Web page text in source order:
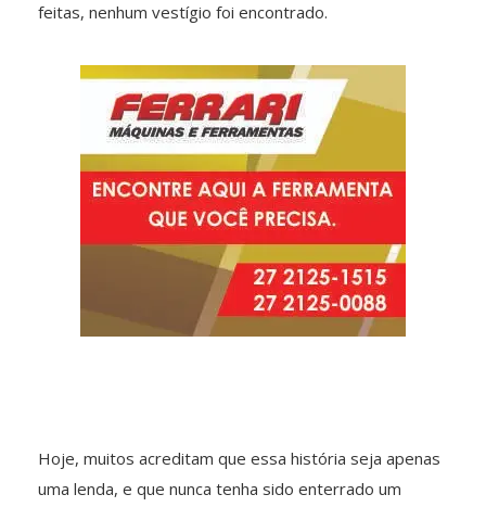
feitas, nenhum vestígio foi encontrado.
Hoje, muitos acreditam que essa história seja apenas
uma lenda, e que nunca tenha sido enterrado um